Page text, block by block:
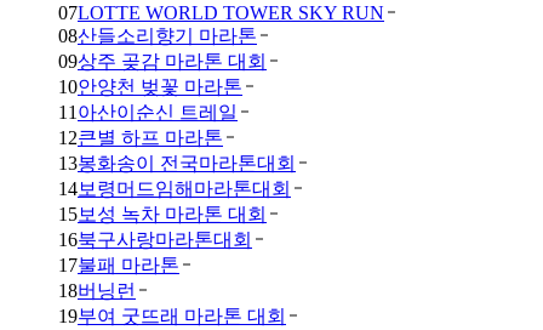
07LOTTE WORLD TOWER SKY RUN
08산들소리향기 마라톤
09상주 곶감 마라톤 대회
10안양천 벚꽃 마라톤
11 아산이순신 트레일
12큰별 하프 마라톤
13봉화송이 전국마라톤대회
14보령머드임해마라톤대회
15보성 녹차 마라톤 대회
16북구사랑마라톤대회
17불패 마라톤
18버닝런
19부여 굿뜨래 마라톤 대회